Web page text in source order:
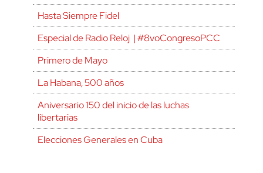
Hasta Siempre Fidel
Especial de Radio Reloj | #8voCongresoPCC
Primero de Mayo
La Habana, 500 años
Aniversario 150 del inicio de las luchas
libertarias
Elecciones Generales en Cuba